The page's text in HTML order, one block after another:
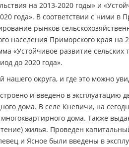
на 2013-2020 годы» и
года». В соответствии с ними в
рынков
населения Приморского края на
«Устойчивое развитие сельских
до 2020 года».
округа, и где это можно
и введено в эксплуатацию
дома. В селе Кневичи, на
дома. Также
жилья. Проведен
и Ясное были введены в